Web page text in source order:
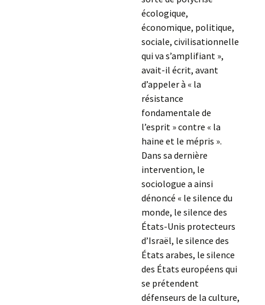
écologique,
économique, politique,
sociale, civilisationnelle
qui va s’amplifiant »,
avait-il écrit, avant
d’appeler à « la
résistance
fondamentale de
l’esprit » contre « la
haine et le mépris ».
Dans sa dernière
intervention, le
sociologue a ainsi
dénoncé « le silence du
monde, le silence des
États-Unis protecteurs
d’Israël, le silence des
États arabes, le silence
des États européens qui
se prétendent
défenseurs de la culture,